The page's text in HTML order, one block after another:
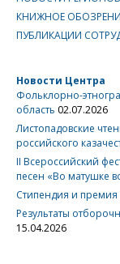
КНИЖНОЕ
ПУБЛИКАЦИИ
Новости Центра
Фольклорно-
область 02.07.2026
Листопадовские
российского
II Всероссийский
песен «Во матушке
Стипендия и премия
Результаты
15.04.2026